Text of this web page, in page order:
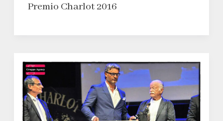
Premio Charlot 2016